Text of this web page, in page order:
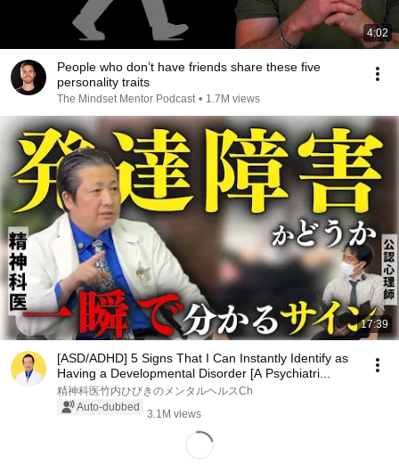
4:02
People who don’t have friends share these five
personality traits
The Mindset Mentor Podcast • 1.7M views
17:39
[ASD/ADHD] 5 Signs That I Can Instantly Identify as
Having a Developmental Disorder [A Psychiatri...
精神科医竹内ひびきのメンタルヘルスCh
Auto-dubbed
3.1M views